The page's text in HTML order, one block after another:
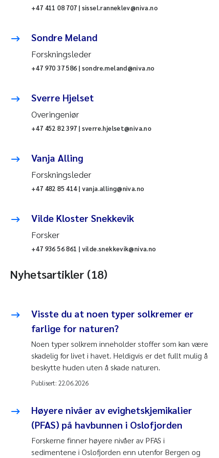
+47 411 08 707 | sissel.ranneklev@niva.no
Sondre Meland
Forskningsleder
+47 970 37 586 | sondre.meland@niva.no
Sverre Hjelset
Overingeniør
+47 452 82 397 | sverre.hjelset@niva.no
Vanja Alling
Forskningsleder
+47 482 85 414 | vanja.alling@niva.no
Vilde Kloster Snekkevik
Forsker
+47 936 56 861 | vilde.snekkevik@niva.no
Nyhetsartikler (18)
Visste du at noen typer sol­kremer er
farlige for naturen?
Noen typer solkrem inneholder stoffer som kan være
skadelig for livet i havet. Heldigvis er det fullt mulig å
beskytte huden uten å skade naturen.
Publisert: 22.06.2026
Høyere nivåer av evighetskjemikalier
(PFAS) på havbunnen i Oslofjorden
Forskerne finner høyere nivåer av PFAS i
sedimentene i Oslofjorden enn utenfor Bergen og